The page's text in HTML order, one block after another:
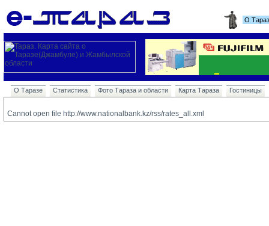
О
О Таразе Статистика Фото Тараза и области Карта Тараза Гостиницы
Cannot open file http://www.nationalbank.kz/rss/rates_all.xml